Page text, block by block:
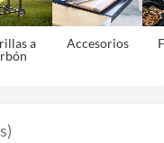
a
Accesorios
)